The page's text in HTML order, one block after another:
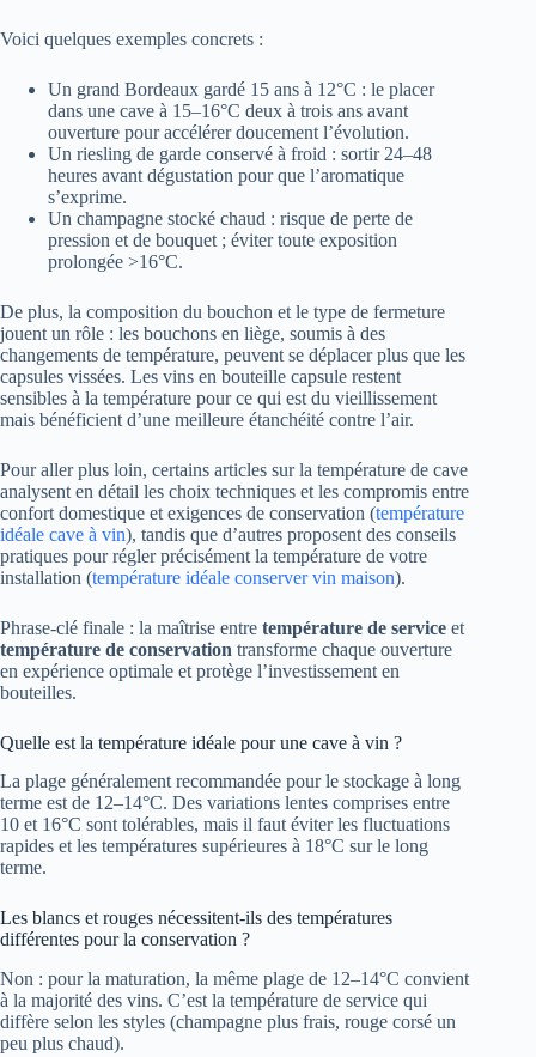
Voici quelques exemples concrets :
Un grand Bordeaux gardé 15 ans à 12°C : le placer
dans une cave à 15–16°C deux à trois ans avant
ouverture pour accélérer doucement l’évolution.
Un riesling de garde conservé à froid : sortir 24–48
heures avant dégustation pour que l’aromatique
s’exprime.
Un champagne stocké chaud : risque de perte de
pression et de bouquet ; éviter toute exposition
prolongée >16°C.
De plus, la composition du bouchon et le type de fermeture
jouent un rôle : les bouchons en liège, soumis à des
changements de température, peuvent se déplacer plus que les
capsules vissées. Les vins en bouteille capsule restent
sensibles à la température pour ce qui est du vieillissement
mais bénéficient d’une meilleure étanchéité contre l’air.
Pour aller plus loin, certains articles sur la température de cave
analysent en détail les choix techniques et les compromis entre
confort domestique et exigences de conservation (température
idéale cave à vin), tandis que d’autres proposent des conseils
pratiques pour régler précisément la température de votre
installation (température idéale conserver vin maison).
Phrase-clé finale : la maîtrise entre température de service et
température de conservation transforme chaque ouverture
en expérience optimale et protège l’investissement en
bouteilles.
Quelle est la température idéale pour une cave à vin ?
La plage généralement recommandée pour le stockage à long
terme est de 12–14°C. Des variations lentes comprises entre
10 et 16°C sont tolérables, mais il faut éviter les fluctuations
rapides et les températures supérieures à 18°C sur le long
terme.
Les blancs et rouges nécessitent-ils des températures
différentes pour la conservation ?
Non : pour la maturation, la même plage de 12–14°C convient
à la majorité des vins. C’est la température de service qui
diffère selon les styles (champagne plus frais, rouge corsé un
peu plus chaud).